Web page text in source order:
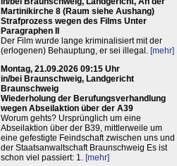
Martinikirche 8 (Raum siehe Aushang)
Strafprozess wegen des Films Unter
Paragraphen II
Der Film wurde lange kriminalisiert mit der
(erlogenen) Behauptung, er sei illegal. [mehr]
Montag, 21.09.2026 09:15 Uhr
in/bei Braunschweig, Landgericht
Braunschweig
Wiederholung der Berufungsverhandlung
wegen Abseilaktion über der A39
Worum gehts? Ursprünglich um eine
Abseilaktion über der B39, mittlerweile um
eine gefestigte Feindschaft zwischen uns und
der Staatsanwaltschaft Braunschweig Es ist
schon viel passiert: 1. [mehr]